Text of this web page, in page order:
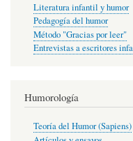
Literatura infantil y humor
Pedagogía del humor
Método "Gracias por leer"
Entrevistas a escritores
Humorología
Teoría del Humor (Sapiens)